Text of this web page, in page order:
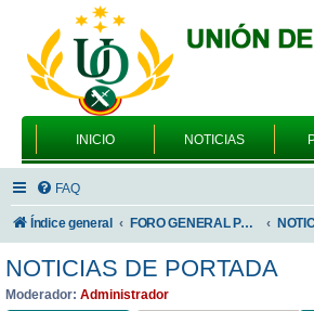
INICIO NOTICIAS
FAQ
Índice general FORO GENERAL PARA TODOS LOS USUARIOS
NOTICIAS DE PORTADA
Moderador: Administrador